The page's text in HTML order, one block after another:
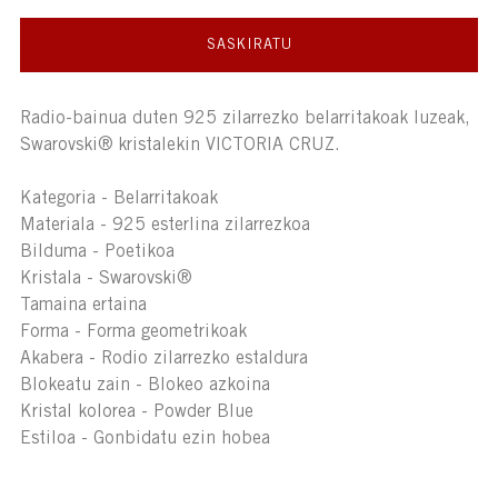
SASKIRATU
Radio-bainua duten 925 zilarrezko belarritakoak luzeak,
Swarovski® kristalekin VICTORIA CRUZ.
Kategoria - Belarritakoak
Materiala - 925 esterlina zilarrezkoa
Bilduma - Poetikoa
Kristala - Swarovski®
Tamaina ertaina
Forma - Forma geometrikoak
Akabera - Rodio zilarrezko estaldura
Blokeatu zain - Blokeo azkoina
Kristal kolorea - Powder Blue
Estiloa - Gonbidatu ezin hobea